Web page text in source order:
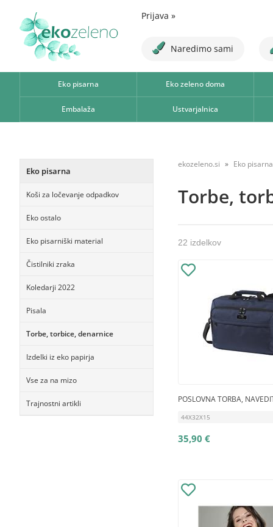
Prijava »
Naredimo sami
Eko pisarna Eko zeleno doma
Embalaža Ustvarjalnica
Eko pisarna
Koši za ločevanje odpadkov
Eko ostalo
Eko pisarniški material
Čistilniki zraka
Koledarji 2022
Pisala
Torbe, torbice, denarnice
Izdelki iz eko papirja
Vse za na mizo
Trajnostni artikli
ekozeleno.si Eko pisarna
Torbe,
22 izdelkov
POSLOVNA TORBA,
44X32X15
35,90 €